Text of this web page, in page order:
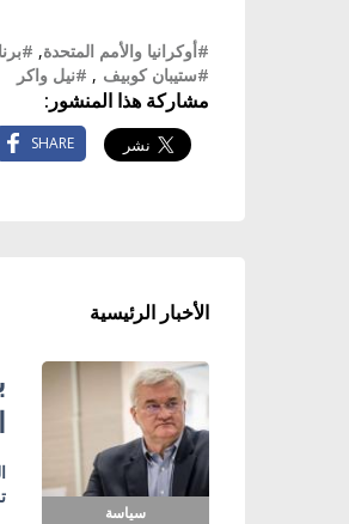
#أوكرانيا والأمم المتحدة,
#ستيبان كوبيف , #نيل واكر
مشاركة هذا المنشور:
SHARE
الأخبار الرئيسية
سياسة